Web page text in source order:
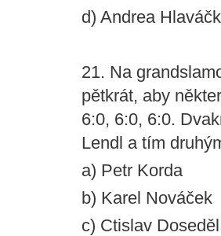
d) Andrea
21. Na
pětkrát, aby
6:0, 6:0, 6:0.
Lendl a tím
a) Petr Korda
b) Karel Nováček
c) Ctislav Doseděl